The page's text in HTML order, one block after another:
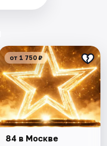
от 1 750 ₽
84 в Москве